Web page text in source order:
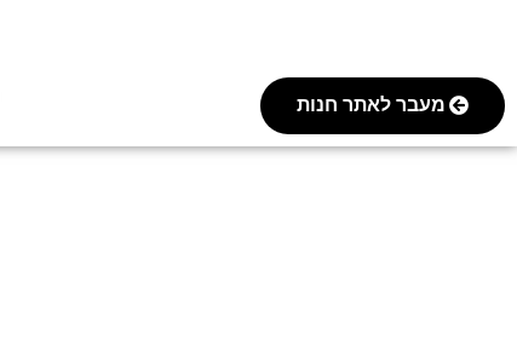
מעבר לאתר חנות